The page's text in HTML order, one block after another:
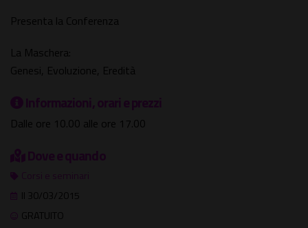
Presenta la Conferenza
La Maschera:
Genesi, Evoluzione, Eredità
Informazioni, orari e prezzi
Dalle ore 10.00 alle ore 17.00
Dove e quando
Corsi e seminari
Il 30/03/2015
GRATUITO